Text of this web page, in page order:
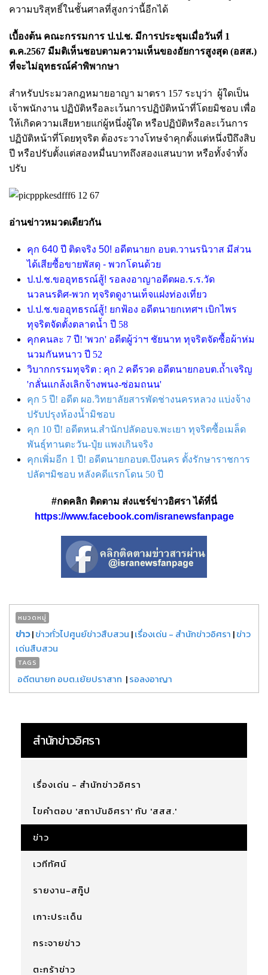
ความบริสุทธิ์ในชั้นศาลที่สูงกว่านี้อีกได้
เบื้องต้น คณะกรรมการ ป.ป.ช. มีการประชุมเมื่อวันที่ 1
ต.ค.2567 มีมติเห็นชอบตามความเห็นของอัยการสูงสุด (อสส.)
ที่จะไม่อุทธรณ์คำพิพากษา
สำหรับประมวลกฎหมายอาญา มาตรา 157 ระบุว่า ผู้ใดเป็น
เจ้าพนักงาน ปฏิบัติหรือละเว้นการปฏิบัติหน้าที่โดยมิชอบ เพื่อ
ให้เกิดความเสียหายแก่ผู้หนึ่งผู้ใด หรือปฏิบัติหรือละเว้นการ
ปฏิบัติหน้าที่โดยทุจริต ต้องระวางโทษจำคุกตั้งแต่หนึ่งปีถึงสิบ
ปี หรือปรับตั้งแต่สองหมื่นบาทถึงสองแสนบาท หรือทั้งจำทั้ง
ปรับ
อ่านข่าวหมวดเดียวกัน
คุก 640 ปี ติดจริง 50! อดีตนายก อบต.วานรนิวาส มีส่วน
ได้เสียซื้อขายพัสดุ - พวกโดนด้วย
ป.ป.ช.ขออุทธรณ์สู้! รอลงอาญาอดีตผอ.ร.ร.วัด
นวลนรดิศ-พวก ทุจริตดูงานเท็จแฝงท่องเที่ยว
ป.ป.ช.ขออุทธรณ์สู้! ยกฟ้อง อดีตนายกเทศฯ เบิกไพร
ทุจริตจัดตั้งตลาดน้ำ ปี 58
คุกคนละ 7 ปี! 'พวก' อดีตผู้ว่าฯ ชัยนาท ทุจริตจัดซื้อผ้าห่ม
นวมกันหนาว ปี 52
วิบากกรรมทุจริต : คุก 2 คดีรวด อดีตนายกอบต.ถ้ำเจริญ
'กลั่นแกล้งเลิกจ้างพนง-ซ่อมถนน'
คุก 5 ปี! อดีต ผอ.วิทยาลัยสารพัดช่างนครหลวง แบ่งจ้าง
ปรับปรุงห้องน้ำมิชอบ
คุก 10 ปี! อดีตหน.สำนักปลัดอบจ.พะเยา ทุจริตซื้อเมล็ด
พันธุ์ทานตะวัน-ปุ๋ย แพงเกินจริง
คุกเพิ่มอีก 1 ปี! อดีตนายกอบต.บึงนคร ตั้งรักษาราชการ
ปลัดฯมิชอบ หลังคดีแรกโดน 50 ปี
#กดคลิก ติดตาม ส่งแชร์ข่าวอิศรา ได้ที่นี่
https://www.facebook.com/isranewsfanpage
หมวดหมู่
ข่าว|ข่าวทั่วไปศูนย์ข่าวสืบสวน |เรื่องเด่น - สำนักข่าวอิศรา |ข่าว
เด่นสืบสวน
TAGS
อดีตนายก อบต.เย้ยปราสาท |รอลงอาญา
สำนักข่าวอิศรา
เรื่องเด่น - สำนักข่าวอิศรา
ไขคำตอบ 'สถาบันอิศรา' กับ 'สสส.'
ข่าว
เวทีทัศน์
รายงาน-สกู๊ป
เกาะประเด็น
กระจายข่าว
ตะกร้าข่าว